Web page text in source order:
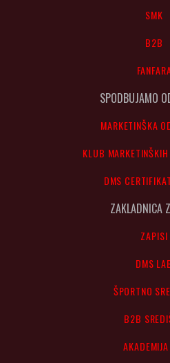
SMK
B2B
SPODBUJAMO
MARKETINŠKA
KLUB
DMS
ZAKLADNICA
ZAPISI
DMS
ŠPORTNO
B2B